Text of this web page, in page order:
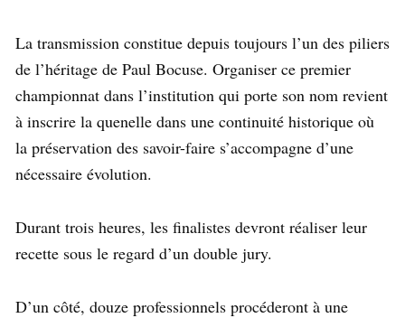
La transmission constitue depuis toujours l’un des piliers
de l’héritage de Paul Bocuse. Organiser ce premier
championnat dans l’institution qui porte son nom revient
à inscrire la quenelle dans une continuité historique où
la préservation des savoir-faire s’accompagne d’une
nécessaire évolution.
Durant trois heures, les finalistes devront réaliser leur
recette sous le regard d’un double jury.
D’un côté, douze professionnels procéderont à une